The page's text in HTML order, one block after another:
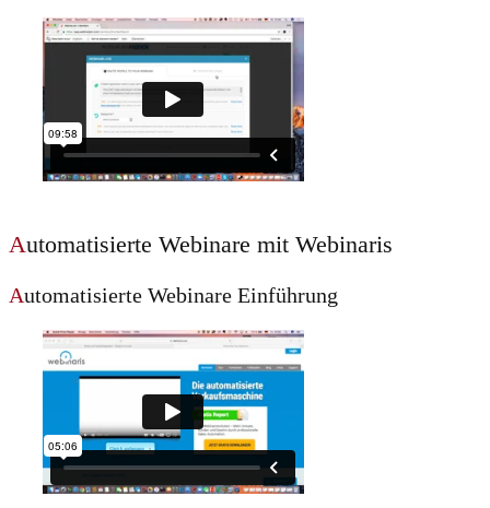
Automatisierte Webinare mit Webinaris
Automatisierte Webinare Einführung